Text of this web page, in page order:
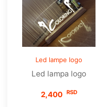
Led lampe logo
Led lampa logo
2,400 RSD